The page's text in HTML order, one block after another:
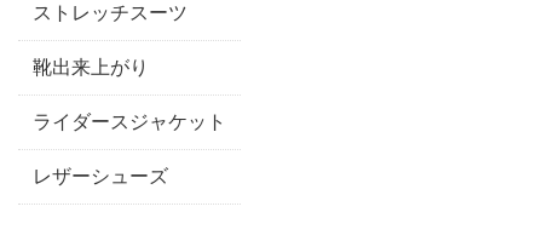
ストレッチスーツ
靴出来上がり
ライダースジャケット
レザーシューズ